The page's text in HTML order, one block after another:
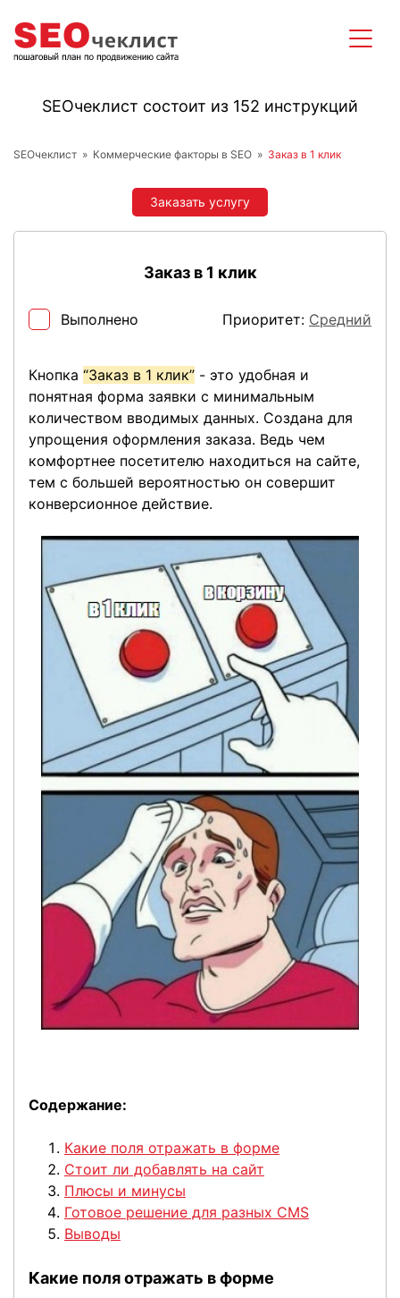
SEOчеклист состоит из 152 инструкций
SEOчеклист Коммерческие факторы в SEO Заказ в 1 клик
Заказать услугу
Выполнено
Заказ в 1 клик
Приоритет: Средний
Кнопка “Заказ в 1 клик” - это удобная и
понятная форма заявки с минимальным
количеством вводимых данных. Создана для
упрощения оформления заказа. Ведь чем
комфортнее посетителю находиться на сайте,
тем с большей вероятностью он совершит
конверсионное действие.
Содержание:
Какие поля отражать в форме
Стоит ли добавлять на сайт
Плюсы и минусы
Готовое решение для разных CMS
Выводы
Какие поля отражать в форме